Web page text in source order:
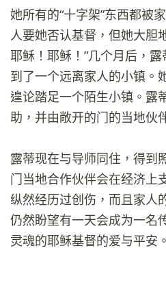
她所有的“十字架”东西都被
人要她否认基督，但她大胆
耶稣！耶稣！”几个月后，
到了一个远离家人的小镇。
遑论踏足一个陌生小镇。露
助，并由敞开的门的当地伙
露蒂现在与导师同住，得到
门当地合作伙伴会在经济上
纵然经历过创伤，而且家人
仍然盼望有一天会成为一名
灵魂的耶稣基督的爱与平安。